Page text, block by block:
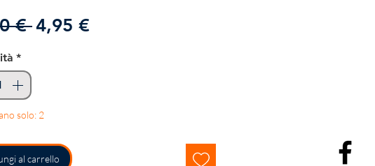
€ Prezzo
4,95 €
*
solo: 2
al carrello